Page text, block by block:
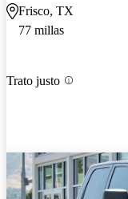
Frisco, TX
77 millas
Trato justo